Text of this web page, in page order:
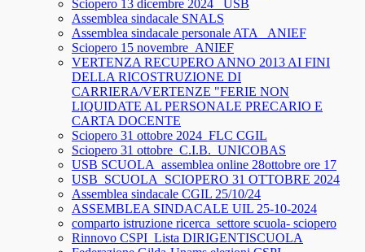
Sciopero 13 dicembre 2024_ USB
Assemblea sindacale SNALS
Assemblea sindacale personale ATA_ ANIEF
Sciopero 15 novembre_ANIEF
VERTENZA RECUPERO ANNO 2013 AI FINI
DELLA RICOSTRUZIONE DI
CARRIERA/VERTENZE "FERIE NON
LIQUIDATE AL PERSONALE PRECARIO E
CARTA DOCENTE
Sciopero 31 ottobre 2024_FLC CGIL
Sciopero 31 ottobre_C.I.B._UNICOBAS
USB SCUOLA_assemblea online 28ottobre ore 17
USB_SCUOLA_SCIOPERO 31 OTTOBRE 2024
Assemblea sindacale CGIL 25/10/24
ASSEMBLEA SINDACALE UIL 25-10-2024
comparto istruzione ricerca_settore scuola- sciopero
Rinnovo CSPI_Lista DIRIGENTISCUOLA